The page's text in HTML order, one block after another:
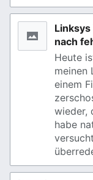
nach
Heute
meinen
einem
wieder,
habe